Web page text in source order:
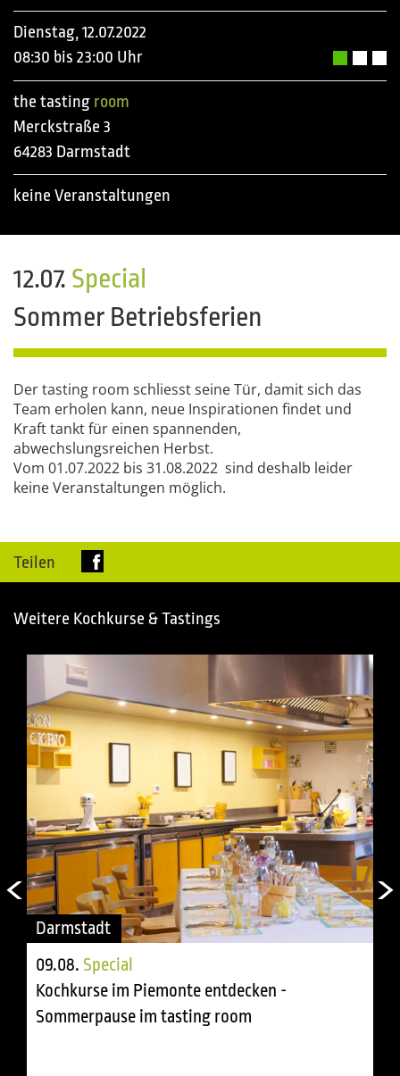
Dienstag, 12.07.2022
08:30 bis 23:00 Uhr
the tasting room
Merckstraße 3
64283 Darmstadt
keine Veranstaltungen
12.07. Special
Sommer Betriebsferien
Der tasting room schliesst seine Tür, damit sich das
Team erholen kann, neue Inspirationen findet und
Kraft tankt für einen spannenden,
abwechslungsreichen Herbst.
Vom 01.07.2022 bis 31.08.2022 sind deshalb leider
keine Veranstaltungen möglich.
Teilen
Weitere Kochkurse & Tastings
Darmstadt
09.08. Special
Kochkurse im Piemonte entdecken -
Sommerpause im tasting room